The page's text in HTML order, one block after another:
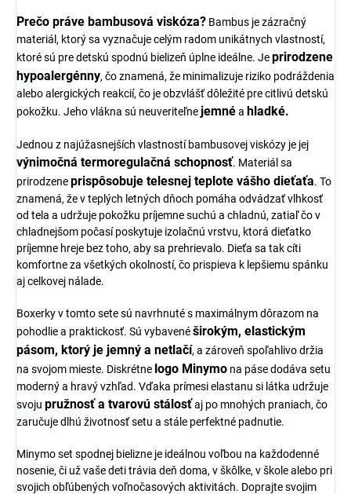
Prečo práve bambusová viskóza? Bambus je zázračný
materiál, ktorý sa vyznačuje celým radom unikátnych vlastností,
ktoré sú pre detskú spodnú bielizeň úplne ideálne. Jeprirodzene
hypoalergénny, čo znamená, že minimalizuje riziko podráždenia
alebo alergických reakcií, čo je obzvlášť dôležité pre citlivú detskú
pokožku. Jeho vlákna sú neuveriteľnejemnéa hladké.
Jednou z najúžasnejších vlastností bambusovej viskózy je jej
výnimočná termoregulačná schopnosť. Materiál sa
prirodzeneprispôsobuje telesnej teplote vášho dieťaťa. To
znamená, že v teplých letných dňoch pomáha odvádzať vlhkosť
od tela a udržuje pokožku príjemne suchú a chladnú, zatiaľ čo v
chladnejšom počasí poskytuje izolačnú vrstvu, ktorá dieťatko
príjemne hreje bez toho, aby sa prehrievalo. Dieťa sa tak cíti
komfortne za všetkých okolností, čo prispieva k lepšiemu spánku
aj celkovej nálade.
Boxerky v tomto sete sú navrhnuté s maximálnym dôrazom na
pohodlie a praktickosť. Sú vybavenéširokým, elastickým
pásom, ktorý je jemný a netlačí, a zároveň spoľahlivo držia
na svojom mieste. Diskrétne logo Minymo na páse dodáva setu
moderný a hravý vzhľad. Vďaka prímesi elastanu si látka udržuje
svoju pružnosť a tvarovú stálosťaj po mnohých praniach, čo
zaručuje dlhú životnosť setu a stále perfektné padnutie.
Minymo set spodnej bielizne je ideálnou voľbou na každodenné
nosenie, či už vaše deti trávia deň doma, v škôlke, v škole alebo pri
svojich obľúbených voľnočasových aktivitách. Doprajte svojim